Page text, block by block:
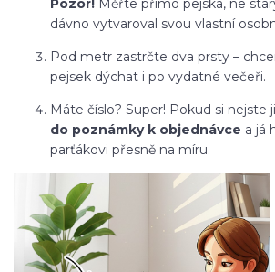
Pozor! Měřte přímo pejska, ne
dávno vytvaroval svou vlastní
Pod metr zastrčte dva prsty –
pejsek dýchat i po vydatné večeři.
Máte číslo? Super! Pokud si nejste
do poznámky k objednávce a já
parťákovi přesně na míru.